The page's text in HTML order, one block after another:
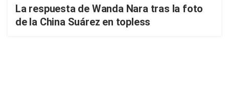
La respuesta de Wanda Nara tras la foto
de la China Suárez en topless